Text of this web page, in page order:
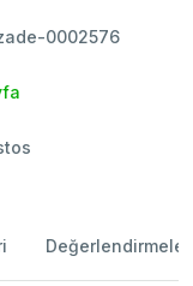
0002576
Değerlendirmeler